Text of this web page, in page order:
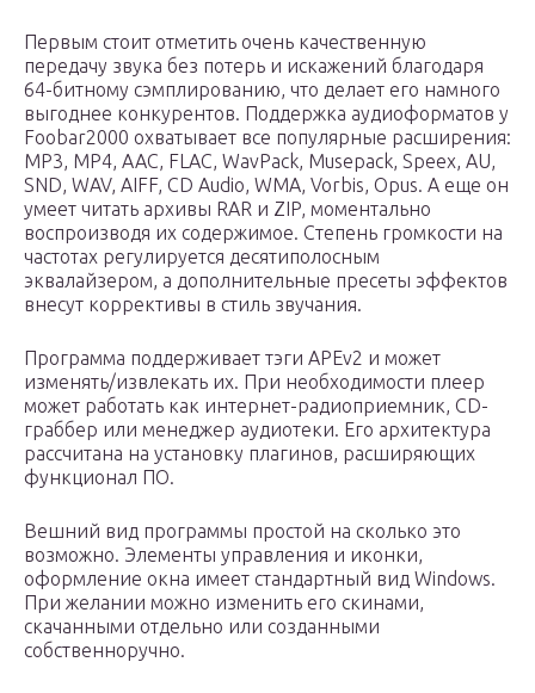
Первым стоит отметить очень качественную
передачу звука без потерь и искажений благодаря
64-битному сэмплированию, что делает его намного
выгоднее конкурентов. Поддержка аудиоформатов у
Foobar2000 охватывает все популярные расширения:
MP3, MP4, AAC, FLAC, WavPack, Musepack, Speex, AU,
SND, WAV, AIFF, CD Audio, WMA, Vorbis, Opus. А еще он
умеет читать архивы RAR и ZIP, моментально
воспроизводя их содержимое. Степень громкости на
частотах регулируется десятиполосным
эквалайзером, а дополнительные пресеты эффектов
внесут коррективы в стиль звучания.
Программа поддерживает тэги APEv2 и может
изменять/извлекать их. При необходимости плеер
может работать как интернет-радиоприемник, CD-
граббер или менеджер аудиотеки. Его архитектура
рассчитана на установку плагинов, расширяющих
функционал ПО.
Вешний вид программы простой на сколько это
возможно. Элементы управления и иконки,
оформление окна имеет стандартный вид Windows.
При желании можно изменить его скинами,
скачанными отдельно или созданными
собственноручно.